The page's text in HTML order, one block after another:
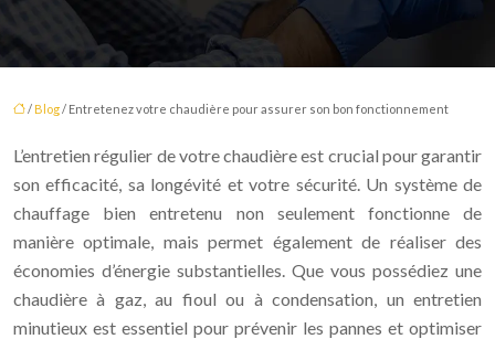
/ Blog/ Entretenez votre chaudière pour assurer son bon fonctionnement
L’entretien régulier de votre chaudière est crucial pour garantir
son efficacité, sa longévité et votre sécurité. Un système de
chauffage bien entretenu non seulement fonctionne de
manière optimale, mais permet également de réaliser des
économies d’énergie substantielles. Que vous possédiez une
chaudière à gaz, au fioul ou à condensation, un entretien
minutieux est essentiel pour prévenir les pannes et optimiser